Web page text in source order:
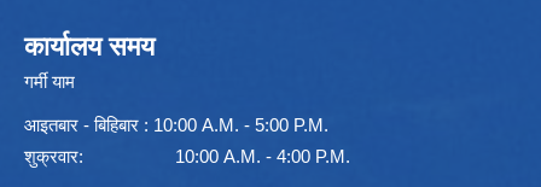
कार्यालय समय
गर्मी याम
आइतबार - बिहिबार : 10:00 A.M. - 5:00 P.M.
शुक्रवार: 10:00 A.M. - 4:00 P.M.